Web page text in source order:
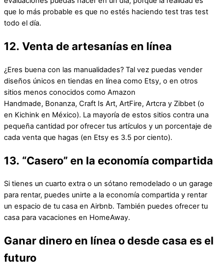
que lo más probable es que no estés haciendo test tras test
todo el día.
12. Venta de artesanías en línea
¿Eres buena con las manualidades? Tal vez puedas vender
diseños únicos en tiendas en línea como Etsy, o en otros
sitios menos conocidos como Amazon
Handmade, Bonanza, Craft Is Art, ArtFire, Artcra y Zibbet (o
en Kichink en México). La mayoría de estos sitios contra una
pequeña cantidad por ofrecer tus artículos y un porcentaje de
cada venta que hagas (en Etsy es 3.5 por ciento).
13. “Casero” en la economía compartida
Si tienes un cuarto extra o un sótano remodelado o un garage
para rentar, puedes unirte a la economía compartida y rentar
un espacio de tu casa en Airbnb. También puedes ofrecer tu
casa para vacaciones en HomeAway.
Ganar dinero en línea o desde casa es el
futuro